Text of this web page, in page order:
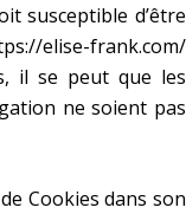
susceptible d’être
elise-frank.com/
il se peut que les
ne soient pas
Cookies dans son